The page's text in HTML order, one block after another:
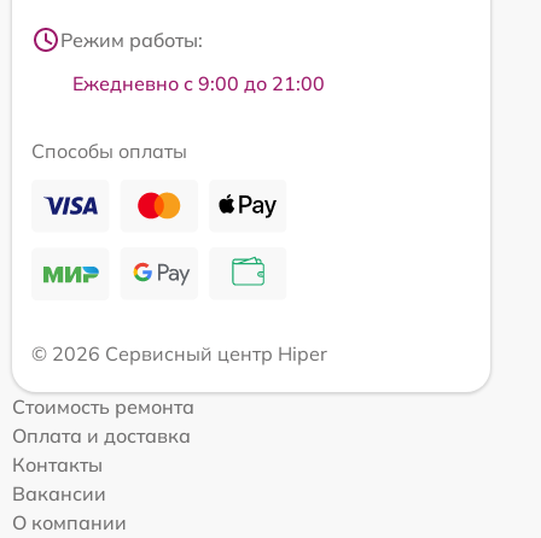
Режим работы:
Ежедневно с 9:00 до 21:00
Способы оплаты
© 2026 Сервисный центр Hiper
Стоимость ремонта
Оплата и доставка
Контакты
Вакансии
О компании